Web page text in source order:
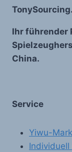
Ihr führender
China.
Service
Yiwu-